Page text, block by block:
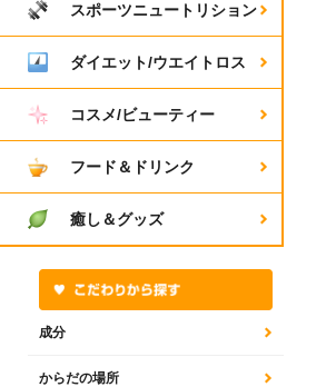
スポーツニュートリション
ダイエット/ウエイトロス
コスメ/ビューティー
フード＆ドリンク
癒し＆グッズ
成分
からだの場所